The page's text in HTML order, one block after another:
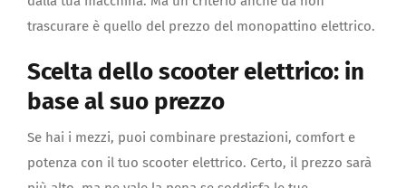
trascurare è quello del prezzo del monopattino elettrico.
Scelta dello scooter elettrico: in
base al suo prezzo
Se hai i mezzi, puoi combinare prestazioni, comfort e
potenza con il tuo scooter elettrico. Certo, il prezzo sarà